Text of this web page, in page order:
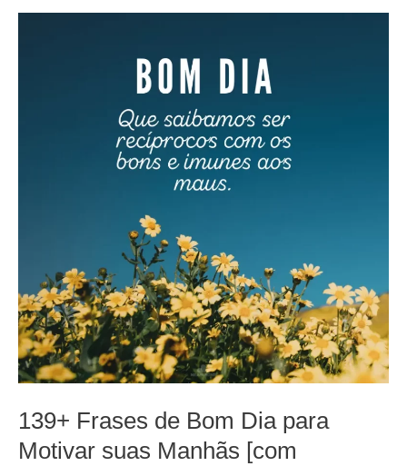
139+ Frases de Bom Dia para
Motivar suas Manhãs [com